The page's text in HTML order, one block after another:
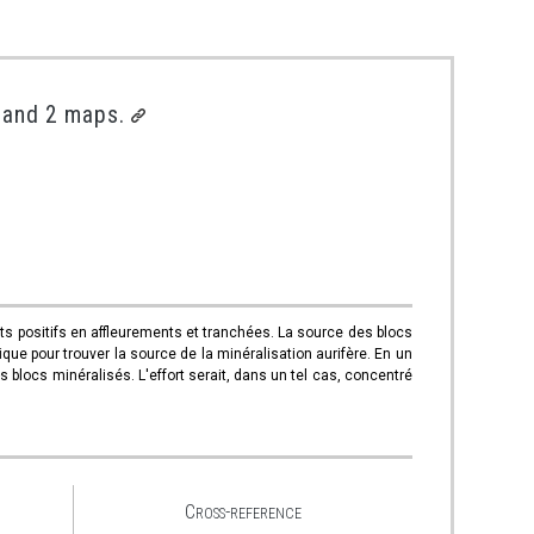
2 maps.
positifs en affleurements et tranchées. La source des blocs
pour trouver la source de la minéralisation aurifère. En un
blocs minéralisés. L'effort serait, dans un tel cas, concentré
Cross-reference